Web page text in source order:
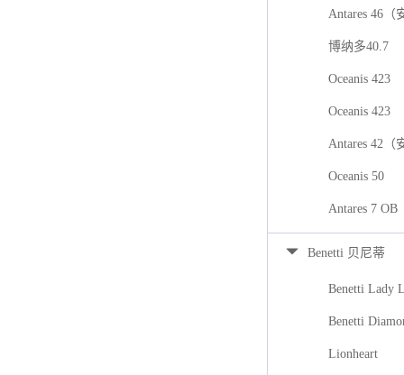
Antares 46（
博纳多40.7
Oceanis 423
Oceanis 423
Antares 42（
Oceanis 50
Antares 7 OB
Benetti 贝尼蒂
Benetti Lady
Benetti
Lionheart